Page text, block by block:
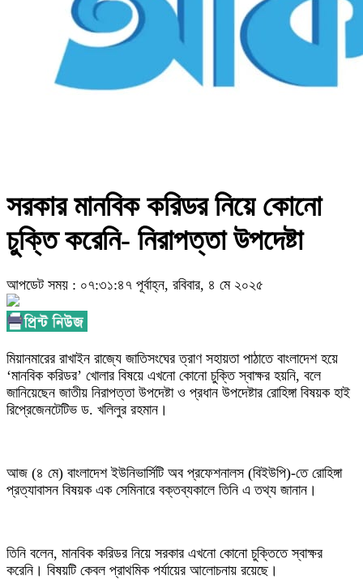
সরকার মানবিক করিডর নিয়ে কোনো
চুক্তি করেনি- নিরাপত্তা উপদেষ্টা
আপডেট সময় : ০৭:৩১:৪৭ পূর্বাহ্ন, রবিবার, ৪ মে ২০২৫
মিয়ানমারের রাখাইন রাজ্যে জাতিসংঘের ত্রাণ সহায়তা পাঠাতে বাংলাদেশ হয়ে
‘মানবিক করিডর’ খোলার বিষয়ে এখনো কোনো চুক্তি স্বাক্ষর হয়নি, বলে
জানিয়েছেন জাতীয় নিরাপত্তা উপদেষ্টা ও প্রধান উপদেষ্টার রোহিঙ্গা বিষয়ক হাই
রিপ্রেজেনটেটিভ ড. খলিলুর রহমান।
আজ (৪ মে) বাংলাদেশ ইউনিভার্সিটি অব প্রফেশনালস (বিইউপি)-তে রোহিঙ্গা
প্রত্যাবাসন বিষয়ক এক সেমিনারে বক্তব্যকালে তিনি এ তথ্য জানান।
তিনি বলেন, মানবিক করিডর নিয়ে সরকার এখনো কোনো চুক্তিতে স্বাক্ষর
করেনি। বিষয়টি কেবল প্রাথমিক পর্যায়ের আলোচনায় রয়েছে।